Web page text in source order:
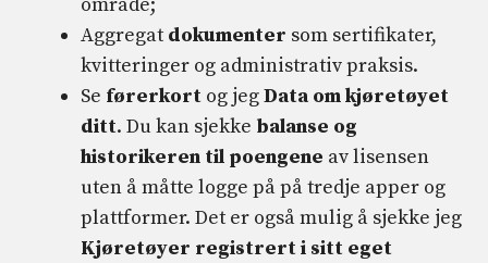
Aggregat dokumenter som sertifikater,
kvitteringer og administrativ praksis.
Se førerkort og jegData om kjøretøyet
ditt. Du kan sjekke balanse og
historikeren til poengene av lisensen
uten å måtte logge på på tredje apper og
plattformer. Det er også mulig å sjekke jeg
Kjøretøyer registrert i sitt eget